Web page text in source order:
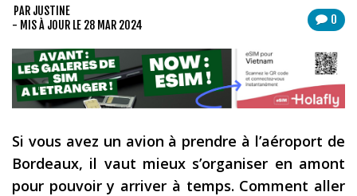
Guides voyages
Contact
Mon journal de bord sur Instagram
Blog voyage
Les derniers articles
0
PAR JUSTINE
- MIS À JOUR LE 28 MAR 2024
Si vous avez un avion à prendre à l’aéroport de
Bordeaux, il vaut mieux s’organiser en amont
pour pouvoir y arriver à temps. Comment aller